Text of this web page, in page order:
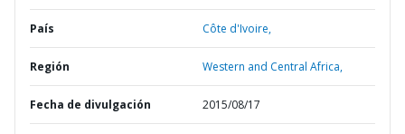
País Côte d'Ivoire,
Región Western and Central Africa,
Fecha de divulgación 2015/08/17